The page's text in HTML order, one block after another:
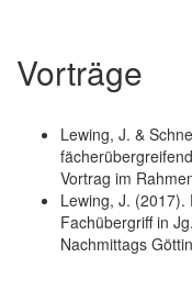
Vorträge
Lewing, J. &
Vortrag im
Lewing, J.
Fachübergriff in
Nachmittags